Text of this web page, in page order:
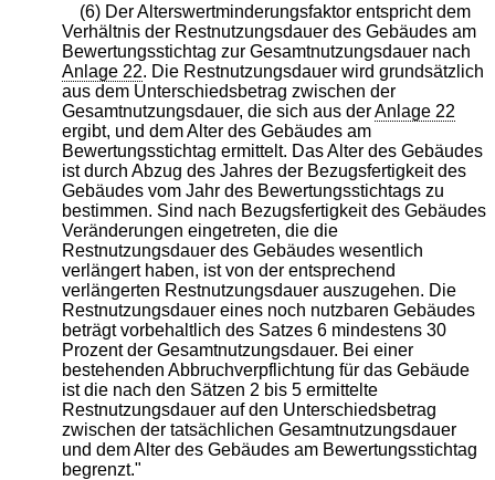
(6) Der Alterswertminderungsfaktor entspricht dem
Verhältnis der Restnutzungsdauer des Gebäudes am
Bewertungsstichtag zur Gesamtnutzungsdauer nach
Anlage 22. Die Restnutzungsdauer wird grundsätzlich
aus dem Unterschiedsbetrag zwischen der
Gesamtnutzungsdauer, die sich aus derAnlage 22
ergibt, und dem Alter des Gebäudes am
Bewertungsstichtag ermittelt. Das Alter des Gebäudes
ist durch Abzug des Jahres der Bezugsfertigkeit des
Gebäudes vom Jahr des Bewertungsstichtags zu
bestimmen. Sind nach Bezugsfertigkeit des Gebäudes
Veränderungen eingetreten, die die
Restnutzungsdauer des Gebäudes wesentlich
verlängert haben, ist von der entsprechend
verlängerten Restnutzungsdauer auszugehen. Die
Restnutzungsdauer eines noch nutzbaren Gebäudes
beträgt vorbehaltlich des Satzes 6 mindestens 30
Prozent der Gesamtnutzungsdauer. Bei einer
bestehenden Abbruchverpflichtung für das Gebäude
ist die nach den Sätzen 2 bis 5 ermittelte
Restnutzungsdauer auf den Unterschiedsbetrag
zwischen der tatsächlichen Gesamtnutzungsdauer
und dem Alter des Gebäudes am Bewertungsstichtag
begrenzt."